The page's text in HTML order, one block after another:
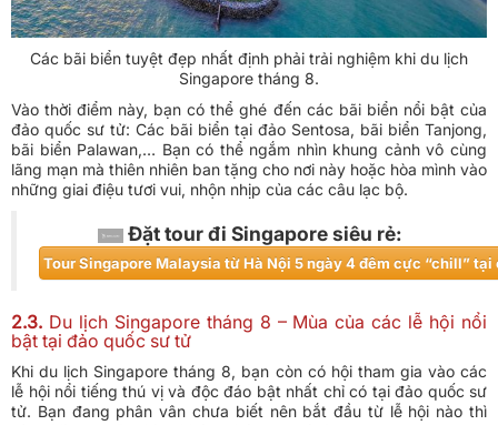
Các bãi biển tuyệt đẹp nhất định phải trải nghiệm khi du lịch
Singapore tháng 8.
Vào thời điểm này, bạn có thể ghé đến các bãi biển nổi bật của
đảo quốc sư tử: Các bãi biển tại đảo Sentosa, bãi biển Tanjong,
bãi biển Palawan,… Bạn có thể ngắm nhìn khung cảnh vô cùng
lãng mạn mà thiên nhiên ban tặng cho nơi này hoặc hòa mình vào
những giai điệu tươi vui, nhộn nhịp của các câu lạc bộ.
​Đặt tour đi Singapore siêu rẻ:
​Tour Singapore Malaysia từ Hà Nội 5 ngày 4 đêm cực “chill” tại
2.3. Du lịch Singapore tháng 8 – Mùa của các lễ hội nổi
bật tại đảo quốc sư tử
Khi du lịch Singapore tháng 8, bạn còn có hội tham gia vào các
lễ hội nổi tiếng thú vị và độc đáo bật nhất chỉ có tại đảo quốc sư
tử. Bạn đang phân vân chưa biết nên bắt đầu từ lễ hội nào thì